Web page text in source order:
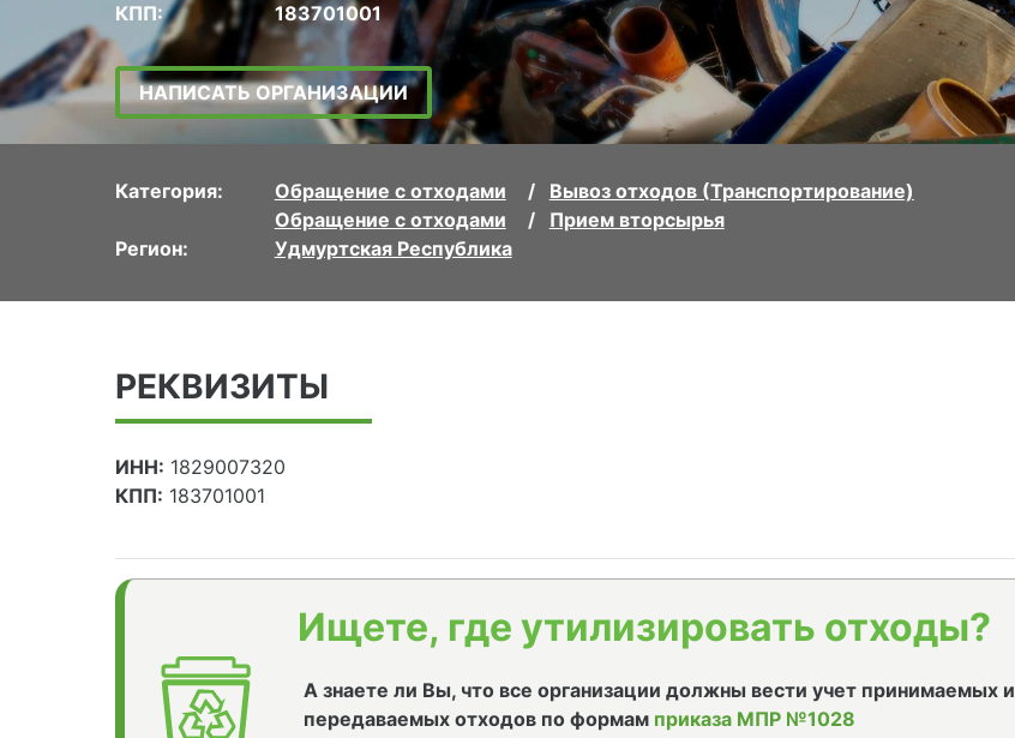
КПП:
183701001
НАПИСАТЬ ОРГАНИЗАЦИИ
Категория: Обращение с отходами
Вывоз отходов (Транспортирование)
Обращение с отходами
Прием вторсырья
Регион:
Удмуртская Республика
РЕКВИЗИТЫ
ИНН: 1829007320
КПП: 183701001
Ищете, где утилизировать отходы?
А знаете ли Вы, что все организации должны вести учет принимаемых и
передаваемых отходов по формам приказа МПР №1028